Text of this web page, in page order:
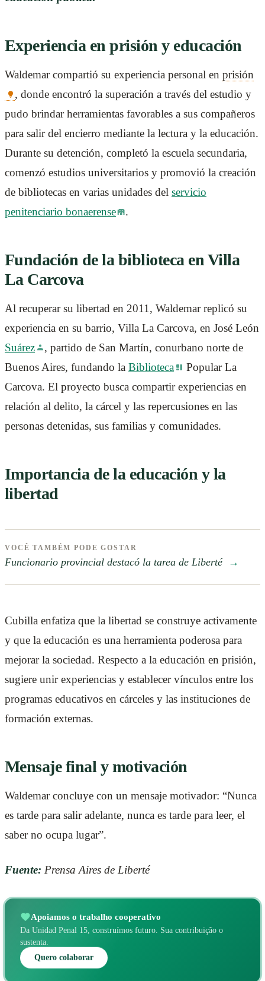
Experiencia en prisión y educación
Waldemar compartió su experiencia personal en prisión
, donde encontró la superación a través del estudio y
pudo brindar herramientas favorables a sus compañeros
para salir del encierro mediante la lectura y la educación.
Durante su detención, completó la escuela secundaria,
comenzó estudios universitarios y promovió la creación
de bibliotecas en varias unidades del servicio
penitenciario bonaerense
.
Fundación de la biblioteca en Villa
La Carcova
Al recuperar su libertad en 2011, Waldemar replicó su
experiencia en su barrio, Villa La Carcova, en José León
Suárez
, partido de San Martín, conurbano norte de
Buenos Aires, fundando la Biblioteca
Popular La
Carcova. El proyecto busca compartir experiencias en
relación al delito, la cárcel y las repercusiones en las
personas detenidas, sus familias y comunidades.
Importancia de la educación y la
libertad
VOCÊ TAMBÉM PODE GOSTAR
Funcionario provincial destacó la tarea de Liberté →
Cubilla enfatiza que la libertad se construye activamente
y que la educación es una herramienta poderosa para
mejorar la sociedad. Respecto a la educación en prisión,
sugiere unir experiencias y establecer vínculos entre los
programas educativos en cárceles y las instituciones de
formación externas.
Mensaje final y motivación
Waldemar concluye con un mensaje motivador: “Nunca
es tarde para salir adelante, nunca es tarde para leer, el
saber no ocupa lugar”.
Fuente: Prensa Aires de Liberté
Apoiamos o trabalho cooperativo
Da Unidad Penal 15, construímos futuro. Sua contribuição o
sustenta.
Quero colaborar